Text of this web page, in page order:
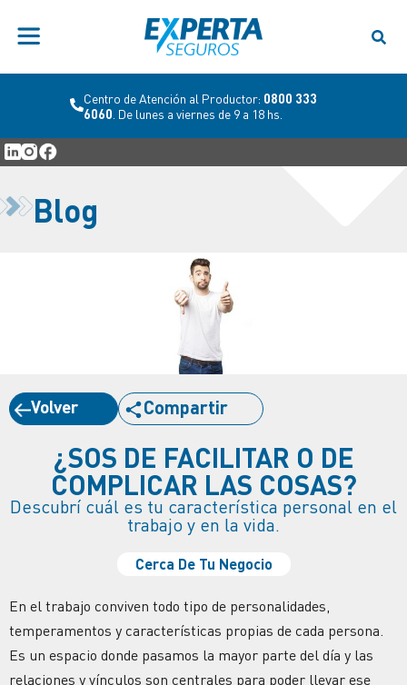
Centro de Atención al Productor: 0800 333
6060 . De lunes a viernes de 9 a 18 hs.
Blog
Volver Compartir
¿SOS DE FACILITAR O DE
COMPLICAR LAS COSAS?
Descubrí cuál es tu característica personal en el
trabajo y en la vida.
Cerca De Tu Negocio
En el trabajo conviven todo tipo de personalidades,
temperamentos y características propias de cada persona.
Es un espacio donde pasamos la mayor parte del día y las
relaciones y vínculos son centrales para poder llevar ese